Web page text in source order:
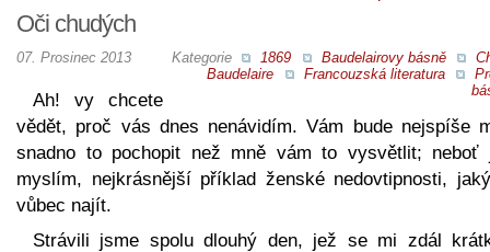
Oči chudých
Kategorie 1869 Baudelairovy básně
Baudelaire
Francouzská literatura
07. Prosinec 2013
Ah! vy chcete
vědět, proč vás dnes nenávidím. Vám bude nejspíše
snadno to pochopit než mně vám to vysvětlit; neboť
myslím, nejkrásnější příklad ženské nedovtipnosti,
vůbec najít.
Strávili jsme spolu dlouhý den, jež se mi zdál